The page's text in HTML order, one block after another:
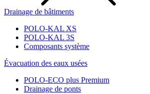
Drainage de bâtiments
POLO-KAL XS
POLO-KAL 3S
Composants système
Évacuation des eaux usées
POLO-ECO plus Premium
Drainage de ponts